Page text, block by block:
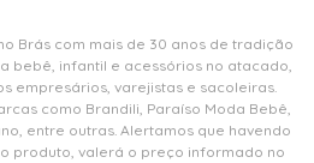
Brás com mais de 30 anos de tradição
bebê, infantil e acessórios no atacado,
empresários, varejistas e sacoleiras.
como Brandili, Paraíso Moda Bebê,
entre outras. Alertamos que havendo
produto, valerá o preço informado no